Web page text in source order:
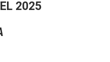
2025